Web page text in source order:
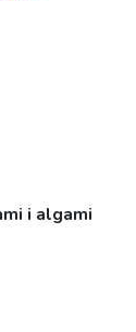
i algami